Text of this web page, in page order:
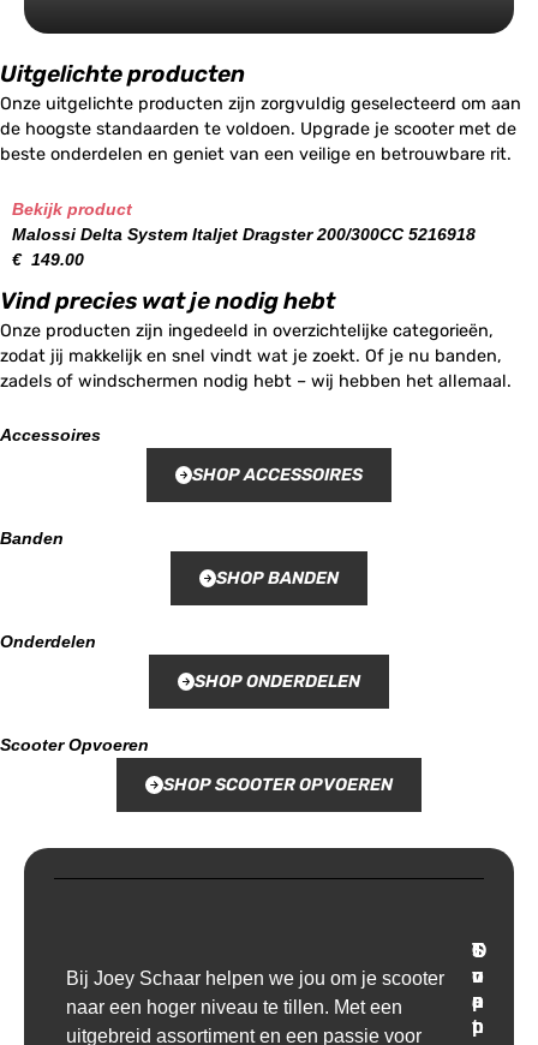
Uitgelichte producten
Onze uitgelichte producten zijn zorgvuldig geselecteerd om aan
de hoogste standaarden te voldoen. Upgrade je scooter met de
beste onderdelen en geniet van een veilige en betrouwbare rit.
Bekijk product
Malossi Delta System Italjet Dragster 200/300CC 5216918
€ 149.00
Vind precies wat je nodig hebt
Onze producten zijn ingedeeld in overzichtelijke categorieën,
zodat jij makkelijk en snel vindt wat je zoekt. Of je nu banden,
zadels of windschermen nodig hebt – wij hebben het allemaal.
Accessoires
SHOP ACCESSOIRES
Banden
SHOP BANDEN
Onderdelen
SHOP ONDERDELEN
Scooter Opvoeren
SHOP SCOOTER OPVOEREN
Bij Joey Schaar helpen we jou om je scooter
naar een hoger niveau te tillen. Met een
uitgebreid assortiment en een passie voor
T
r
a
n
O
v
e
r
S
u
p
p
C
o
n
t